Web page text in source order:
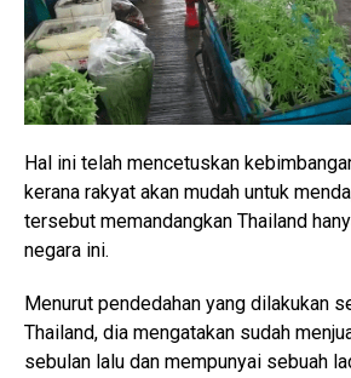
Hal ini telah mencetuskan
kerana rakyat akan mudah untuk
tersebut memandangkan Thailand
negara ini.
Menurut pendedahan yang dilakukan
Thailand, dia mengatakan sudah
sebulan lalu dan mempunyai sebuah